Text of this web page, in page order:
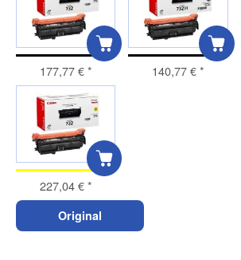
177,77 €* 140,77 €*
227,04 €*
Original